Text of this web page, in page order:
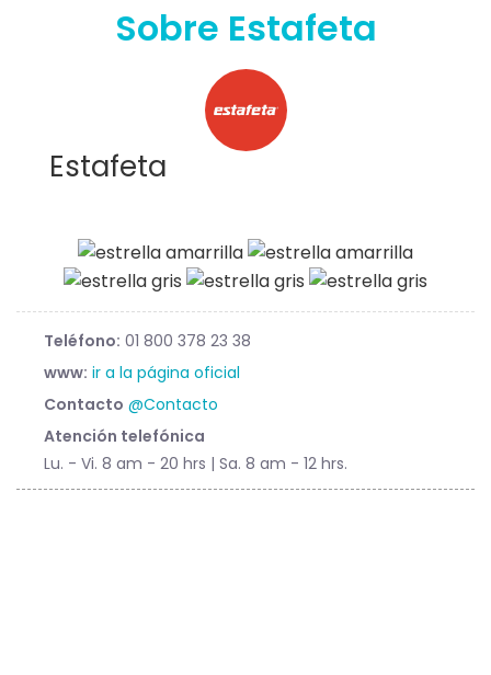
Sobre Estafeta
Estafeta
Teléfono: 01 800 378 23 38
www: ir a la página oficial
Contacto @Contacto
Atención telefónica
Lu. - Vi. 8 am - 20 hrs | Sa. 8 am - 12 hrs.